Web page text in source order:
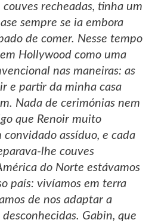
recheadas, tinha um
sempre se ia embora
de comer. Nesse tempo
Hollywood como uma
nas maneiras: as
e partir da minha casa
Nada de cerimónias nem
que Renoir muito
convidado assíduo, e cada
lhe couves
do Norte estávamos
país: vivíamos em terra
de nos adaptar a
Gabin, que